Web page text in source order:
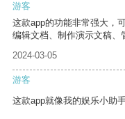
游客
这款app的功能非常强大，
编辑文档、制作演示文稿、
2024-03-05
游客
这款app就像我的娱乐小助